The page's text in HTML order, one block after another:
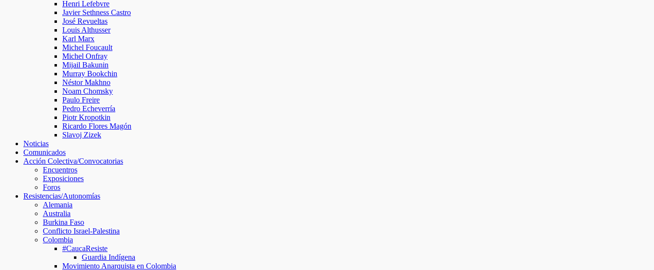
Henri Lefebvre
Javier Sethness Castro
José Revueltas
Louis Althusser
Karl Marx
Michel Foucault
Michel Onfray
Mijail Bakunin
Murray Bookchin
Néstor Makhno
Noam Chomsky
Paulo Freire
Pedro Echeverría
Piotr Kropotkin
Ricardo Flores Magón
Slavoj Zizek
Noticias
Comunicados
Acción Colectiva/Convocatorias
Encuentros
Exposiciones
Foros
Resistencias/Autonomías
Alemania
Australia
Burkina Faso
Conflicto Israel-Palestina
Colombia
#CaucaResiste
Guardia Indígena
Movimiento Anarquista en Colombia